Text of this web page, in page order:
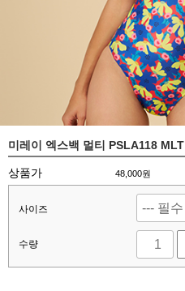
미레이 엑스백 멀티 PSLA118 MLT
상품가 48,000원
사이즈
수량